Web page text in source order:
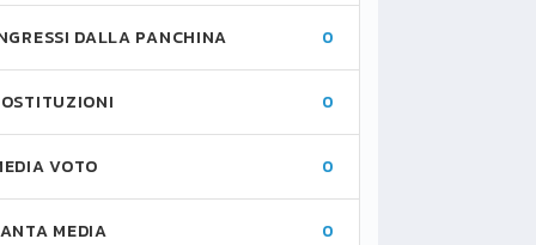
DALLA PANCHINA 0
0
VOTO 0
MEDIA 0